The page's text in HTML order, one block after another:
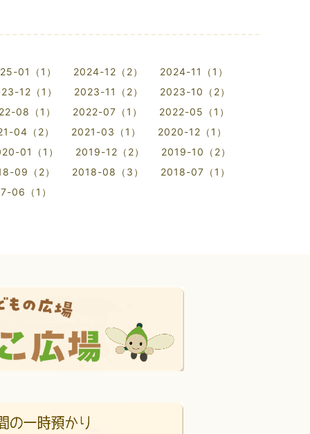
01（1） 2024-12（2）
2024-11（1）
12（1） 2023-11（2）
2023-10（2）
08（1） 2022-07（1）
2022-05（1）
04（2） 2021-03（1）
2020-12（1）
01（1） 2019-12（2）
2019-10（2）
09（2） 2018-08（3）
2018-07（1）
06（1）